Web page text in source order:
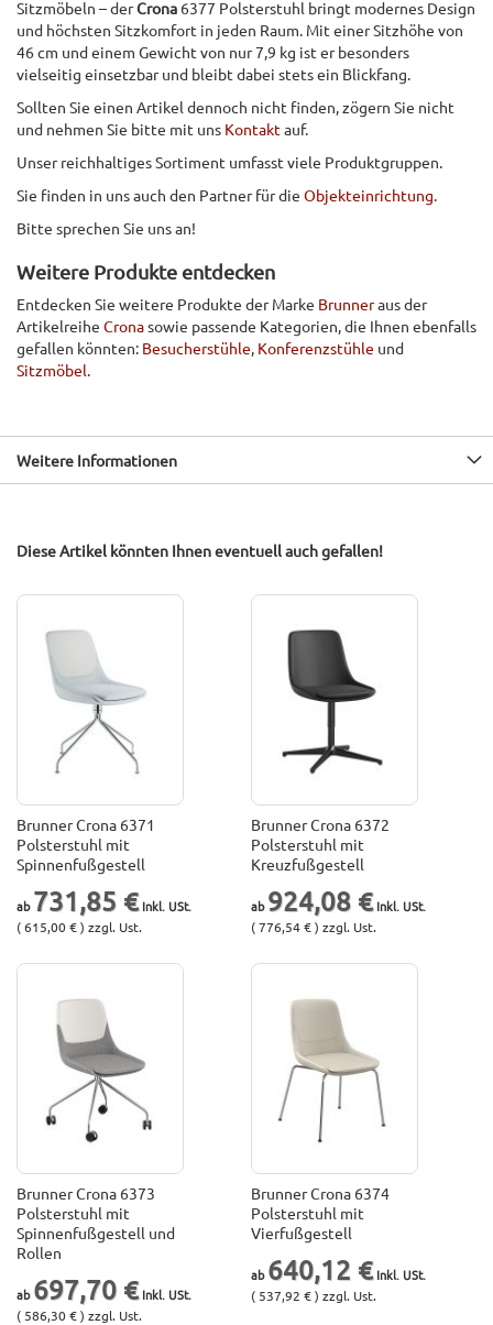
Sitzmöbeln – derCrona 6377 Polsterstuhl bringt modernes Design
und höchsten Sitzkomfort in jeden Raum. Mit einer Sitzhöhe von
46 cm und einem Gewicht von nur 7,9 kg ist er besonders
vielseitig einsetzbar und bleibt dabei stets ein Blickfang.
Sollten Sie einen Artikel dennoch nicht finden, zögern Sie nicht
und nehmen Sie bitte mit uns Kontaktauf.
Unser reichhaltiges Sortiment umfasst viele Produktgruppen.
Sie finden in uns auch den Partner für die Objekteinrichtung.
Bitte sprechen Sie uns an!
Weitere Produkte entdecken
Entdecken Sie weitere Produkte der Marke Brunneraus der
Artikelreihe Cronasowie passende Kategorien, die Ihnen ebenfalls
gefallen könnten: Besucherstühle, Konferenzstühle und
Sitzmöbel.
Weitere Informationen
Diese Artikel könnten Ihnen eventuell auch gefallen!
Brunner Crona 6371
Polsterstuhl mit
Spinnenfußgestell
731,85 €
( 615,00 € ) zzgl. Ust.
Brunner Crona 6372
Polsterstuhl mit
Kreuzfußgestell
924,08 €
( 776,54 € ) zzgl. Ust.
Brunner Crona 6373
Polsterstuhl mit
Spinnenfußgestell und
Rollen
697,70 €
( 586,30 € ) zzgl. Ust.
Brunner Crona 6374
Polsterstuhl mit
Vierfußgestell
640,12 €
( 537,92 € ) zzgl. Ust.